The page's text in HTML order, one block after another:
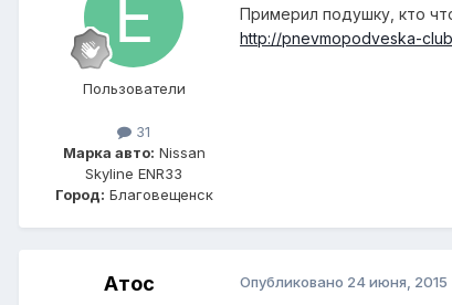
Пользователи
31
Марка авто: Nissan
Skyline ENR33
Город: Благовещенск
Примерил подушку, кто
http://pnevmopodveska-
Атос Опубликовано 24 июня, 2015